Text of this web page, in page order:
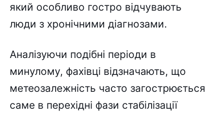
який особливо гостро відчувають
люди з хронічними діагнозами.
Аналізуючи подібні періоди в
минулому, фахівці відзначають, що
метеозалежність часто загострюється
саме в перехідні фази стабілізації